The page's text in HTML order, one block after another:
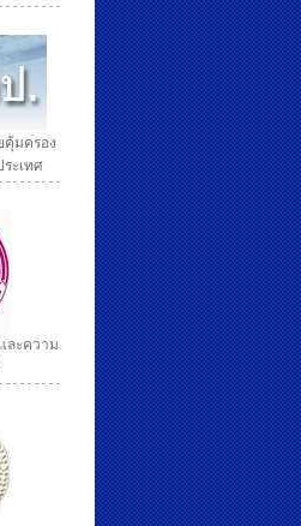
คุ้มครอง
ะเทศ
ละความ